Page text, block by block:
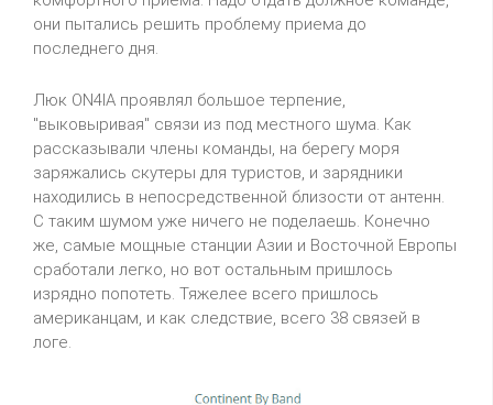
они пытались решить проблему приема до
последнего дня.
Люк ON4IA проявлял большое терпение,
"выковыривая" связи из под местного шума. Как
рассказывали члены команды, на берегу моря
заряжались скутеры для туристов, и зарядники
находились в непосредственной близости от антенн.
С таким шумом уже ничего не поделаешь. Конечно
же, самые мощные станции Азии и Восточной Европы
сработали легко, но вот остальным пришлось
изрядно попотеть. Тяжелее всего пришлось
американцам, и как следствие, всего 38 связей в
логе.